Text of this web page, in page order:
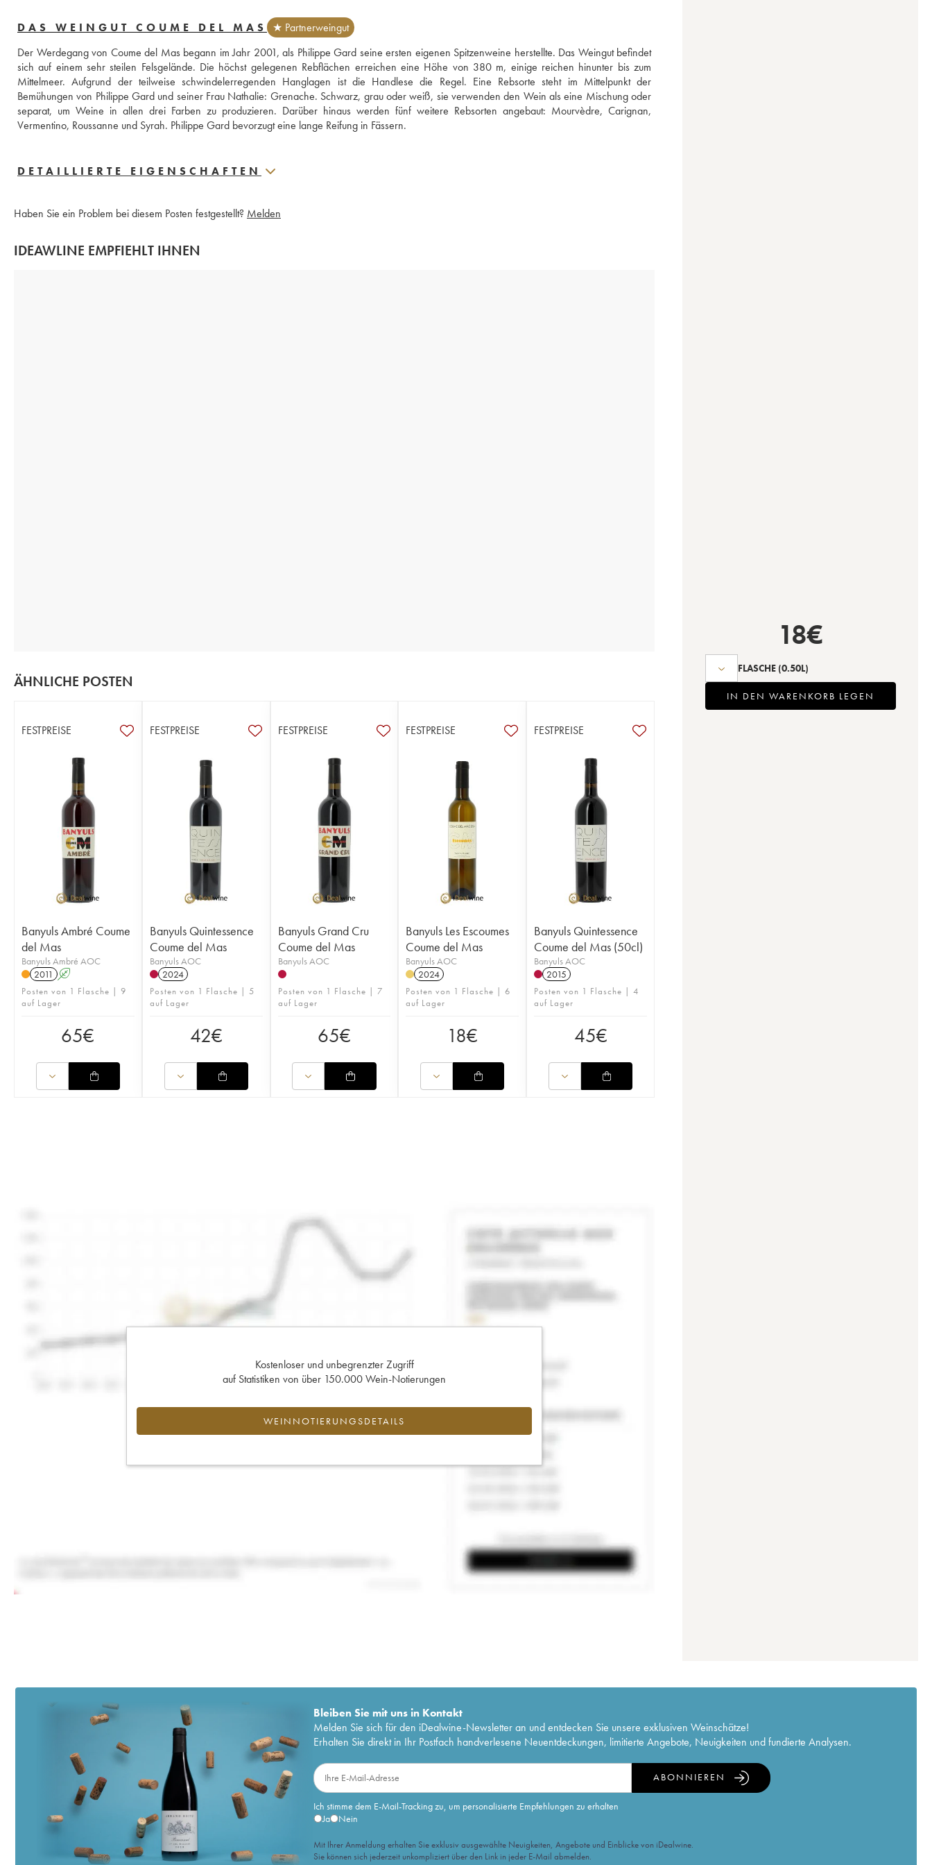
DAS WEINGUT COUME DEL MAS
★ Partnerweingut
Der Werdegang von Coume del Mas begann im Jahr 2001, als Philippe Gard seine ersten eigenen Spitzenweine herstellte. Das Weingut befindet
sich auf einem sehr steilen Felsgelände. Die höchst gelegenen Rebflächen erreichen eine Höhe von 380 m, einige reichen hinunter bis zum
Mittelmeer. Aufgrund der teilweise schwindelerregenden Hanglagen ist die Handlese die Regel. Eine Rebsorte steht im Mittelpunkt der
Bemühungen von Philippe Gard und seiner Frau Nathalie: Grenache. Schwarz, grau oder weiß, sie verwenden den Wein als eine Mischung oder
separat, um Weine in allen drei Farben zu produzieren. Darüber hinaus werden fünf weitere Rebsorten angebaut: Mourvèdre, Carignan,
DETAILLIERTE EIGENSCHAFTEN
Haben Sie ein Problem bei diesem Posten festgestellt? Melden
IDEAWLINE EMPFIEHLT IHNEN
ÄHNLICHE POSTEN
FESTPREISE
Banyuls Ambré Coume
del Mas
Banyuls Ambré AOC
2011
A
Posten von 1 Flasche | 9
auf Lager
65€
FESTPREISE
Banyuls Quintessence
Coume del Mas
Banyuls AOC
2024
Posten von 1 Flasche | 5
auf Lager
42€
FESTPREISE
Banyuls Grand Cru
Coume del Mas
Banyuls AOC
Posten von 1 Flasche | 7
auf Lager
65€
FESTPREISE
Banyuls Les Escoumes
Coume del Mas
Banyuls AOC
2024
Posten von 1 Flasche | 6
auf Lager
18€
FESTPREISE
Banyuls Quintessence
Coume del Mas (50cl)
Banyuls AOC
2015
Posten von 1 Flasche | 4
auf Lager
45€
Kostenloser und unbegrenzter Zugriff
auf Statistiken von über 150.000 Wein-Notierungen
WEINNOTIERUNGSDETAILS
18€
FLASCHE (0.50L)
IN DEN WARENKORB LEGEN
Bleiben Sie mit uns in Kontakt
Melden Sie sich für den iDealwine-Newsletter an und entdecken Sie unsere exklusiven Weinschätze!
Erhalten Sie direkt in Ihr Postfach handverlesene Neuentdeckungen, limitierte Angebote, Neuigkeiten und fundierte Analysen.
Ich stimme dem E-Mail-Tracking zu, um personalisierte Empfehlungen zu erhalten
Ja
Nein
ABONNIEREN
Mit Ihrer Anmeldung erhalten Sie exklusiv ausgewählte Neuigkeiten, Angebote und Einblicke von iDealwine.
Sie können sich jederzeit unkompliziert über den Link in jeder E-Mail abmelden.